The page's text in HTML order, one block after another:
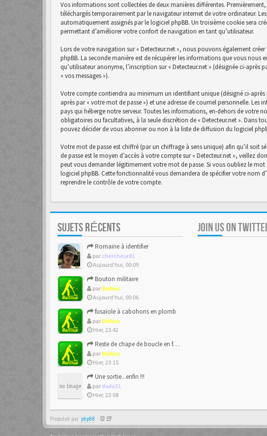
Vos informations sont collectées de deux manières différentes.
téléchargés temporairement par le navigateur internet de votre ordinateur.
automatiquement assignés par le logiciel phpBB. Un troisième cookie sera
permettant d’améliorer votre confort de navigation en tant qu’utilisateur.
Lors de votre navigation sur « Detecteur.net », nous pouvons également
phpBB. La seconde manière est de récupérer les informations que vous
qu’utilisateur anonyme, l’inscription sur « Detecteur.net » (désignée ci-
« vos messages »).
Votre compte contiendra au minimum un identifiant unique (désigné ci-
après par « votre mot de passe ») et une adresse de courriel personnelle.
pays qui héberge notre serveur. Toutes les informations, en-dehors de votre
obligatoires ou facultatives, à la seule discrétion de « Detecteur.net ». Dans
pouvez décider de vous abonner ou non à la liste de diffusion du logiciel
Votre mot de passe est chiffré (par un chiffrage à sens unique) afin qu’il soit
de passe est le moyen d’accès à votre compte sur « Detecteur.net », veillez
peut vous demander légitimement votre mot de passe. Si vous oubliez le
logiciel phpBB. Cette fonctionnalité vous demandera de spécifier votre nom
reprendre le contrôle de votre compte.
SUJETS RÉCENTS
Romaine à identifier
par chercheur81
Aujourd’hui, 00:09
Bouton militaire
parBaillius
Aujourd’hui, 00:06
fusaïole à cabohons en plomb
parBaillius
Hier, 23:42
Reste de chape de boucle en forme de ??
parBaillius
Hier, 23:15
Une sortie...enfin !!!
par dado31
Hier, 23:08
JOIN US ON
Propulsé par phpBB -